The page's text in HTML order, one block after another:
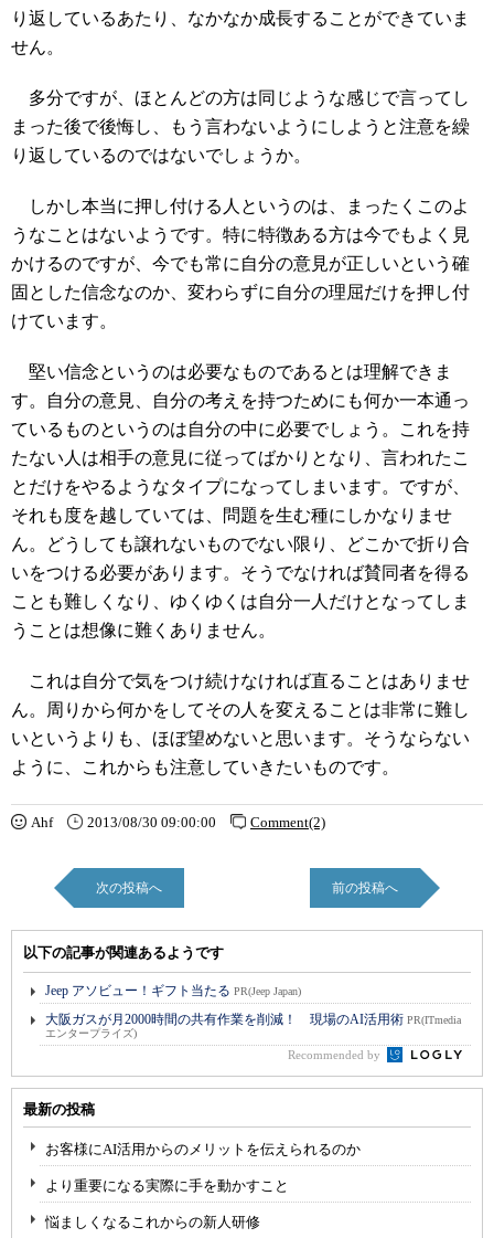
り返しているあたり、なかなか成長することができていま
せん。
多分ですが、ほとんどの方は同じような感じで言ってし
まった後で後悔し、もう言わないようにしようと注意を繰
り返しているのではないでしょうか。
しかし本当に押し付ける人というのは、まったくこのよ
うなことはないようです。特に特徴ある方は今でもよく見
かけるのですが、今でも常に自分の意見が正しいという確
固とした信念なのか、変わらずに自分の理屈だけを押し付
けています。
堅い信念というのは必要なものであるとは理解できま
す。自分の意見、自分の考えを持つためにも何か一本通っ
ているものというのは自分の中に必要でしょう。これを持
たない人は相手の意見に従ってばかりとなり、言われたこ
とだけをやるようなタイプになってしまいます。ですが、
それも度を越していては、問題を生む種にしかなりませ
ん。どうしても譲れないものでない限り、どこかで折り合
いをつける必要があります。そうでなければ賛同者を得る
ことも難しくなり、ゆくゆくは自分一人だけとなってしま
うことは想像に難くありません。
これは自分で気をつけ続けなければ直ることはありませ
ん。周りから何かをしてその人を変えることは非常に難し
いというよりも、ほぼ望めないと思います。そうならない
ように、これからも注意していきたいものです。
Ahf 2013/08/30 09:00:00 Comment(2)
次の投稿へ 前の投稿へ
以下の記事が関連あるようです
Jeep アソビュー！ギフト当たる PR(Jeep Japan)
大阪ガスが月2000時間の共有作業を削減！ 現場のAI活用術 PR(ITmedia
エンタープライズ)
Recommended by
最新の投稿
お客様にAI活用からのメリットを伝えられるのか
より重要になる実際に手を動かすこと
悩ましくなるこれからの新人研修